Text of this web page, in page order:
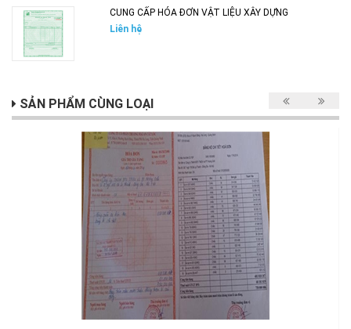
CUNG CẤP HÓA ĐƠN VẬT LIỆU XÂY DỰNG
Liên hệ
SẢN PHẨM CÙNG LOẠI